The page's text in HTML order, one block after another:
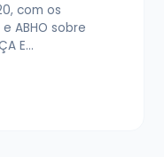
com os
e ABHO sobre
E…